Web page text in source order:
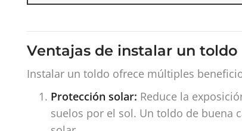
Ventajas de instalar un toldo
Instalar un toldo ofrece múltiples
Protección solar: Reduce la
suelos por el sol. Un toldo de buena